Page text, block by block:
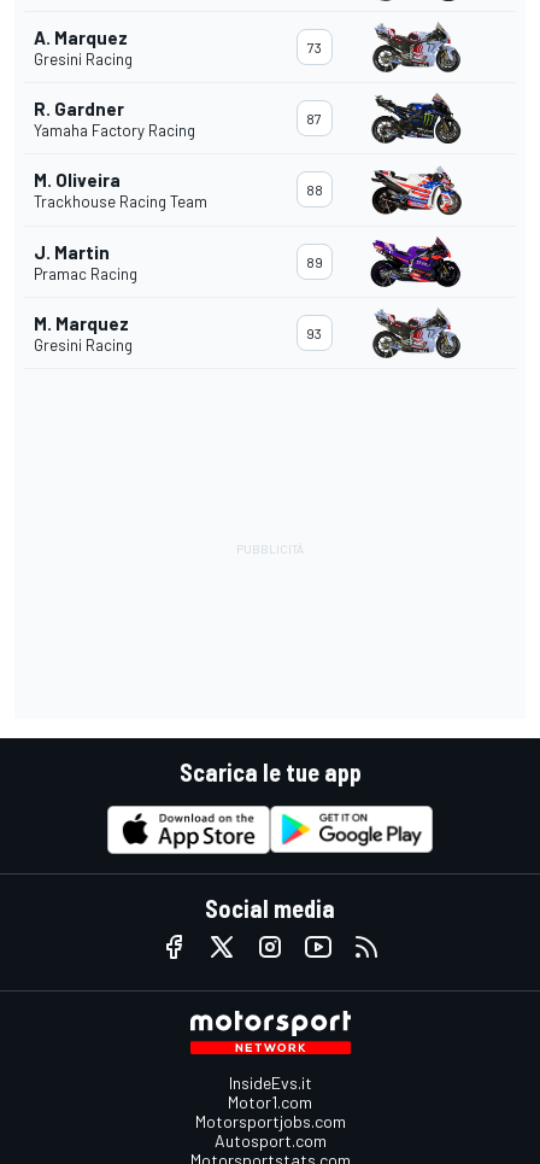
A. Marquez
Gresini Racing
73
R. Gardner
Yamaha Factory Racing
87
M. Oliveira
Trackhouse Racing Team
88
J. Martin
Pramac Racing
89
M. Marquez
Gresini Racing
93
Scarica le tue app
Social media
InsideEvs.it
Motor1.com
Motorsportjobs.com
Autosport.com
Motorsportstats.com